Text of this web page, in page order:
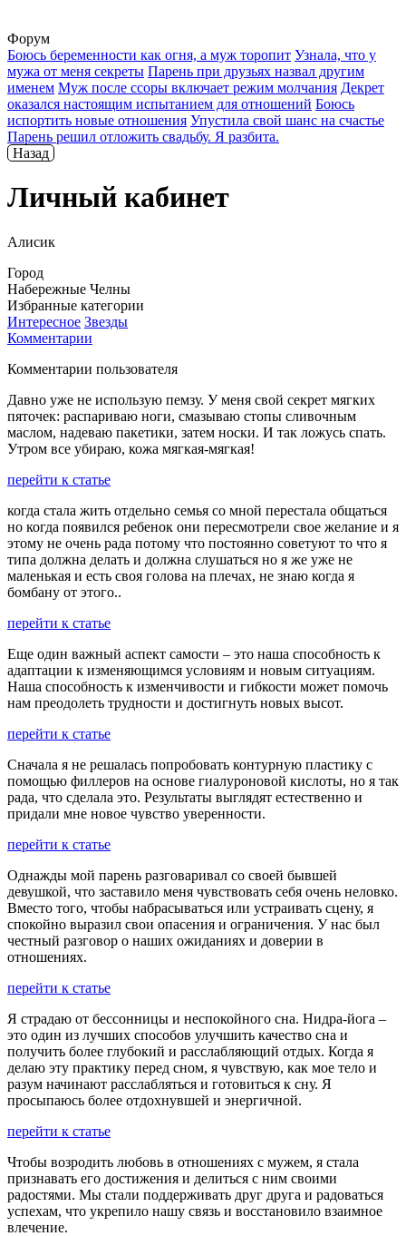
Форум
Боюсь беременности как огня, а муж торопит Узнала, что у
мужа от меня секреты Парень при друзьях назвал другим
именем Муж после ссоры включает режим молчания Декрет
оказался настоящим испытанием для отношений Боюсь
испортить новые отношения Упустила свой шанс на счастье
Парень решил отложить свадьбу. Я разбита.
Назад
Личный кабинет
Алисик
Город
Набережные Челны
Избранные категории
Интересное Звезды
Комментарии
Комментарии пользователя
Давно уже не использую пемзу. У меня свой секрет мягких
пяточек: распариваю ноги, смазываю стопы сливочным
маслом, надеваю пакетики, затем носки. И так ложусь спать.
Утром все убираю, кожа мягкая-мягкая!
перейти к статье
когда стала жить отдельно семья со мной перестала общаться
но когда появился ребенок они пересмотрели свое желание и я
этому не очень рада потому что постоянно советуют то что я
типа должна делать и должна слушаться но я же уже не
маленькая и есть своя голова на плечах, не знаю когда я
бомбану от этого..
перейти к статье
Еще один важный аспект самости – это наша способность к
адаптации к изменяющимся условиям и новым ситуациям.
Наша способность к изменчивости и гибкости может помочь
нам преодолеть трудности и достигнуть новых высот.
перейти к статье
Сначала я не решалась попробовать контурную пластику с
помощью филлеров на основе гиалуроновой кислоты, но я так
рада, что сделала это. Результаты выглядят естественно и
придали мне новое чувство уверенности.
перейти к статье
Однажды мой парень разговаривал со своей бывшей
девушкой, что заставило меня чувствовать себя очень неловко.
Вместо того, чтобы набрасываться или устраивать сцену, я
спокойно выразил свои опасения и ограничения. У нас был
честный разговор о наших ожиданиях и доверии в
отношениях.
перейти к статье
Я страдаю от бессонницы и неспокойного сна. Нидра-йога –
это один из лучших способов улучшить качество сна и
получить более глубокий и расслабляющий отдых. Когда я
делаю эту практику перед сном, я чувствую, как мое тело и
разум начинают расслабляться и готовиться к сну. Я
просыпаюсь более отдохнувшей и энергичной.
перейти к статье
Чтобы возродить любовь в отношениях с мужем, я стала
признавать его достижения и делиться с ним своими
радостями. Мы стали поддерживать друг друга и радоваться
успехам, что укрепило нашу связь и восстановило взаимное
влечение.